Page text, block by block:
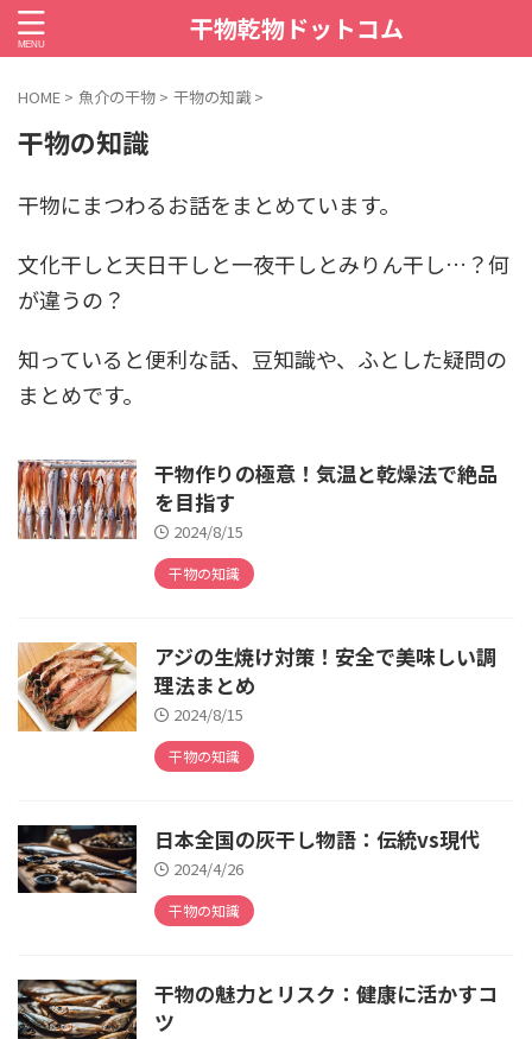
干物乾物ドットコム
HOME > 魚介の干物 > 干物の知識 >
干物の知識
干物にまつわるお話をまとめています。
文化干しと天日干しと一夜干しとみりん干し…？何
が違うの？
知っていると便利な話、豆知識や、ふとした疑問の
まとめです。
干物作りの極意！気温と乾燥法で絶品
を目指す
2024/8/15
干物の知識
アジの生焼け対策！安全で美味しい調
理法まとめ
2024/8/15
干物の知識
日本全国の灰干し物語：伝統vs現代
2024/4/26
干物の知識
干物の魅力とリスク：健康に活かすコ
ツ